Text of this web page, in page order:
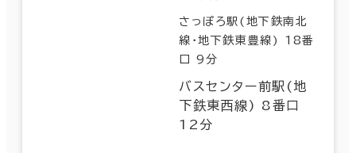
さっぽろ駅(地下鉄南北
線･地下鉄東豊線) 18番
口 9分
バスセンター前駅(地
下鉄東西線) 8番口
12分